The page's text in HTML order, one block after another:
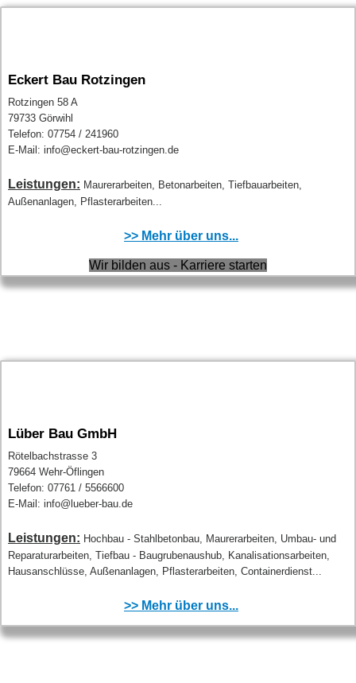
Eckert Bau Rotzingen
Rotzingen 58 A
79733 Görwihl
Telefon: 07754 / 241960
E-Mail: info@eckert-bau-rotzingen.de
Leistungen: Maurerarbeiten, Betonarbeiten, Tiefbauarbeiten,
Außenanlagen, Pflasterarbeiten...
>> Mehr über uns...
Wir bilden aus - Karriere starten
Lüber Bau GmbH
Rötelbachstrasse 3
79664 Wehr-Öflingen
Telefon: 07761 / 5566600
E-Mail: info@lueber-bau.de
Leistungen: Hochbau - Stahlbetonbau, Maurerarbeiten, Umbau- und
Reparaturarbeiten, Tiefbau - Baugrubenaushub, Kanalisationsarbeiten,
Hausanschlüsse, Außenanlagen, Pflasterarbeiten, Containerdienst...
>> Mehr über uns...